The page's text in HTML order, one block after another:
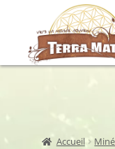
Aller
à
la
Aller
au
contenu
Accueil